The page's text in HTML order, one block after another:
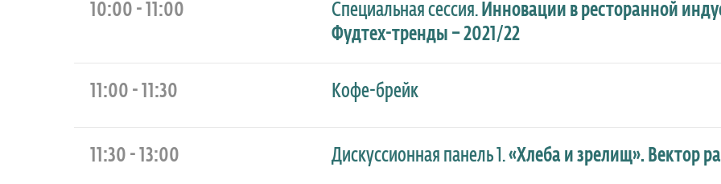
10:00 - 11:00 Специальная сессия. Инновации в ресторанной
Фудтех-тренды – 2021/22
11:00 - 11:30 Кофе-брейк
11:30 - 13:00 Дискуссионная панель 1.«Хлеба и зрелищ». Вектор